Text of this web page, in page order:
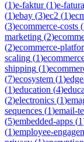
(1)e-faktur(1)e-fatura
(1)ebay (3)ec2 (1)
(3)ecommerce-costs (
marketing (2)
(2)ecommerce-
scaling (1)
shipping (1)
(7)ecosystem (1)
(1)education (4)
(2)electronics (1)
sequences (1)email-
(5)embedded-apps (1
(1)employee-